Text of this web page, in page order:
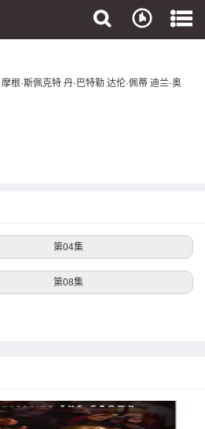
摩根·斯佩克特 丹·巴特勒 达伦·佩蒂 迪兰·奥
第04集
第08集